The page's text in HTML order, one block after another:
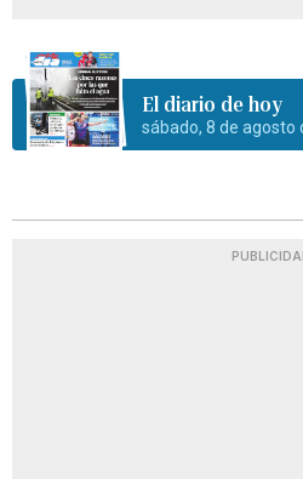
El diario de hoy
sábado, 8 de agosto